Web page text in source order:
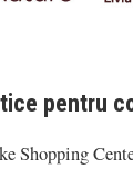
pentru
Shopping